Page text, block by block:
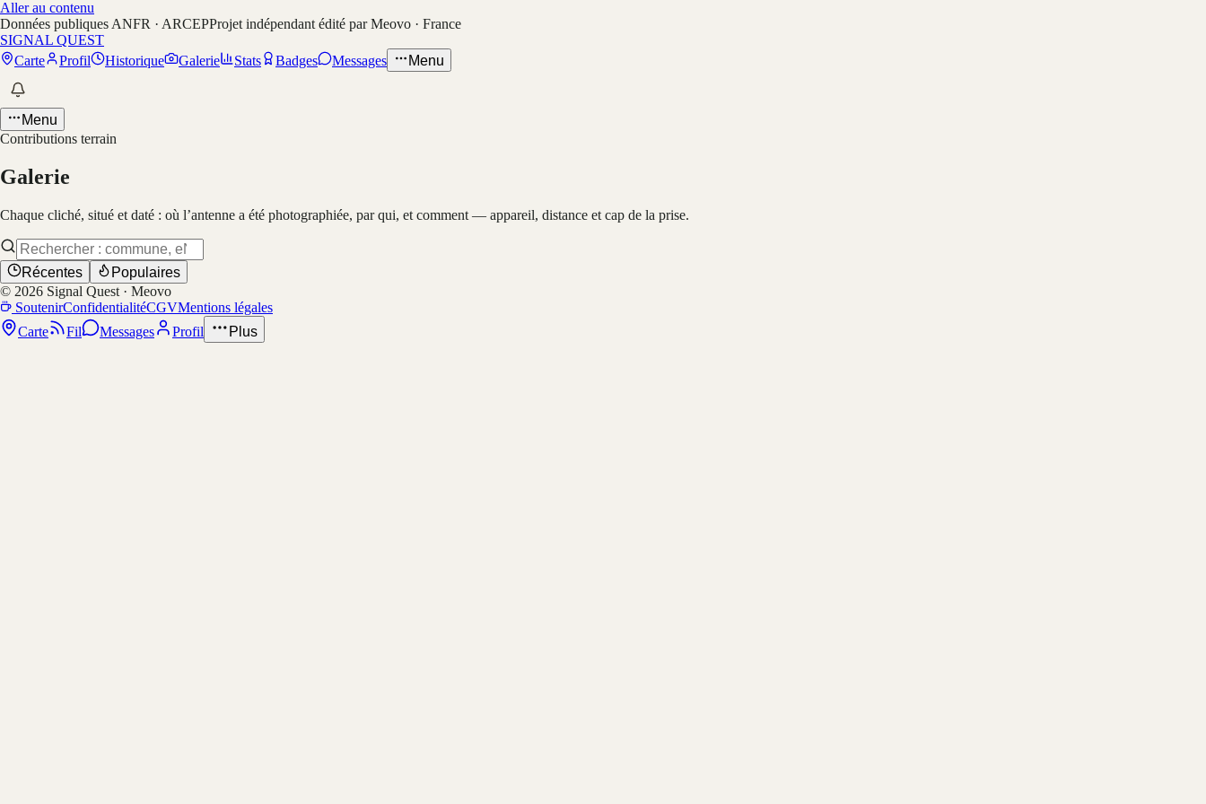
Aller au contenu
Données publiques ANFR · ARCEPProjet indépendant édité par Meovo · France
SIGNAL QUEST
Carte
Profil Historique Galerie Stats Badges Messages Menu
Menu
Contributions terrain
Galerie
Chaque cliché, situé et daté : où l’antenne a été photographiée, par qui, et comment — appareil, distance et cap de la prise.
Récentes
Populaires
© 2026 Signal Quest · Meovo
SoutenirConfidentialitéCGVMentions légales
Carte
Fil Messages Profil Plus